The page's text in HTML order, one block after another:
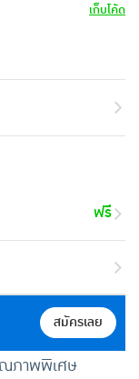
สมัครเลย
ณภาพพิเศษ
เก็บโค้ด
ฟรี